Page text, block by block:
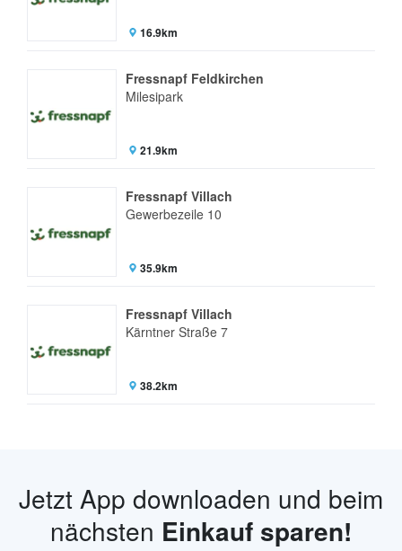
16.9km
Fressnapf Feldkirchen
Milesipark
21.9km
Fressnapf Villach
Gewerbezeile 10
35.9km
Fressnapf Villach
Kärntner Straße 7
38.2km
Jetzt App downloaden und beim
nächsten Einkauf sparen!